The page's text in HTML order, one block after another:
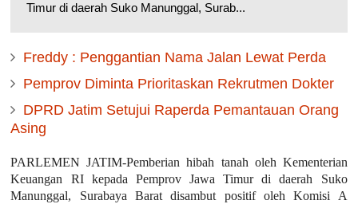
Timur di daerah Suko Manunggal, Surab...
Freddy : Penggantian Nama Jalan Lewat Perda
Pemprov Diminta Prioritaskan Rekrutmen Dokter
DPRD Jatim Setujui Raperda Pemantauan Orang
Asing
PARLEMEN JATIM-Pemberian hibah tanah oleh Kementerian
Keuangan RI kepada Pemprov Jawa Timur di daerah Suko
Manunggal, Surabaya Barat disambut positif oleh Komisi A